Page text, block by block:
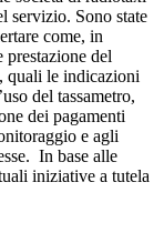
servizio. Sono state
come, in
del
quali le indicazioni
del tassametro,
dei pagamenti
e agli
In base alle
iniziative a tutela